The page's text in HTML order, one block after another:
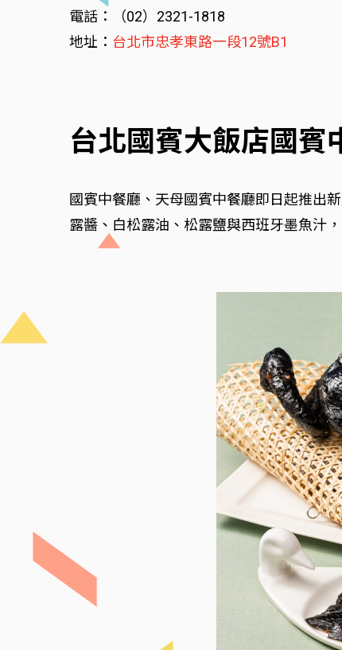
電話：（02）2321-1818
地址： 台北市忠孝東路一段12號B1
台北國賓大飯店國賓
國賓中餐廳、天母國賓中餐廳即日起推出
露醬、白松露油、松露鹽與西班牙墨魚汁